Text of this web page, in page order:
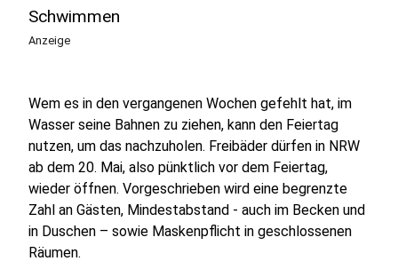
Schwimmen
Anzeige
Wem es in den vergangenen Wochen gefehlt hat, im
Wasser seine Bahnen zu ziehen, kann den Feiertag
nutzen, um das nachzuholen. Freibäder dürfen in NRW
ab dem 20. Mai, also pünktlich vor dem Feiertag,
wieder öffnen. Vorgeschrieben wird eine begrenzte
Zahl an Gästen, Mindestabstand - auch im Becken und
in Duschen – sowie Maskenpflicht in geschlossenen
Räumen.